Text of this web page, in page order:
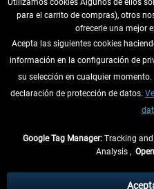
DESISTIR DEL CONTRATO
INFORMACIÓN
tasas de recepción si
Utilizamos cookies Algunos de ellos
para el carrito de compras), otros
ofrecerle una mejor
Acepta las siguientes cookies
información en la configuración de
su selección en cualquier
declaración de protección de datos.
Google Tag Manager: Tracking
Analysis ,